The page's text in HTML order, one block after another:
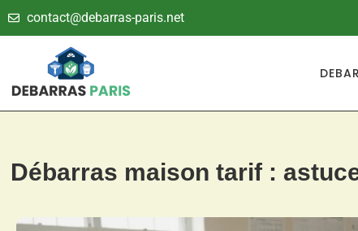
contact@debarras-paris.net
Débarras maison tarif :